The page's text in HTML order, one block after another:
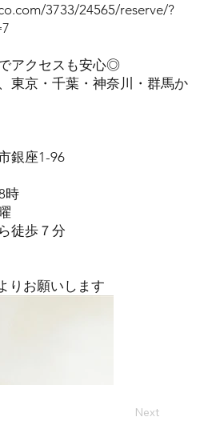
3733/24565/reserve/?
アクセスも安心◎
東京・千葉・神奈川・群馬か
銀座1-96
時
徒歩７分
りお願いします
Next